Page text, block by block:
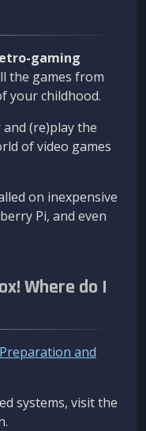
gaming
the games from
your childhood.
and (re)play the
of video games
on inexpensive
Pi, and even
Where do I
Preparation and
systems, visit the